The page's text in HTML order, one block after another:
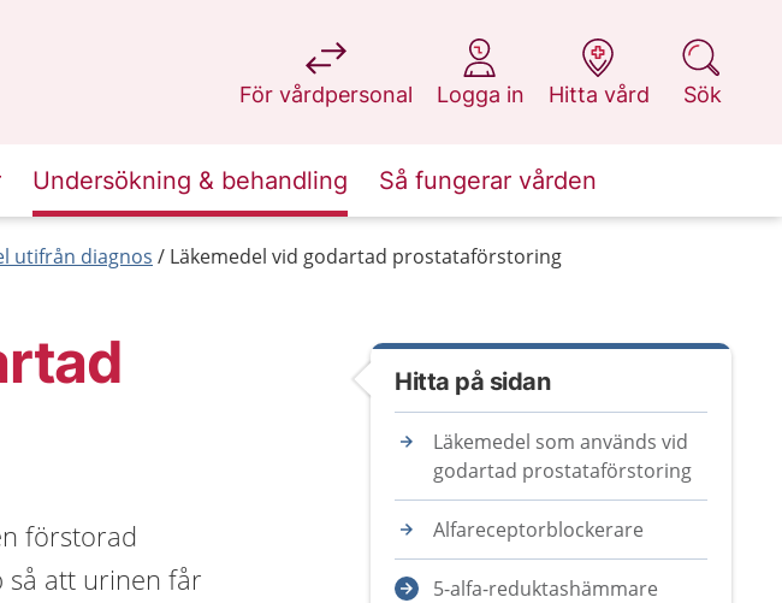
För vårdpersonal
på 1177.se
Logga in
på 1177.se
Hitta vård
på 1177.se
Sök
på 1177.se
Undersökning & behandling Så fungerar vården
utifrån diagnos Läkemedel vid godartad prostataförstoring
förstorad
så att urinen får
Hitta på sidan
Läkemedel som används vid
godartad prostataförstoring
Alfareceptorblockerare
5-alfa-reduktashämmare